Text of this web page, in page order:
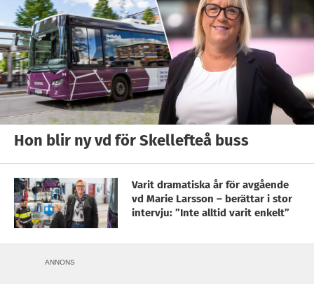
Hon blir ny vd för Skellefteå buss
Varit dramatiska år för avgående
vd Marie Larsson – berättar i stor
intervju: ”Inte alltid varit enkelt”
ANNONS